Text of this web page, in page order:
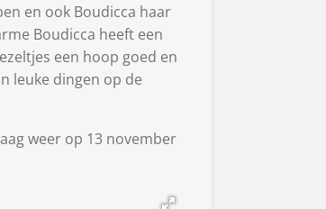
en ook Boudicca haar
Boudicca heeft een
een hoop goed en
leuke dingen op de
weer op 13 november